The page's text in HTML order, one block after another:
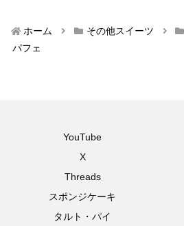
ホーム その他スイーツ
パフェ
YouTube
X
Threads
スポンジケーキ
タルト・パイ